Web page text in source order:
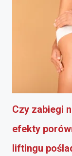
Czy zabiegi
efekty
liftingu